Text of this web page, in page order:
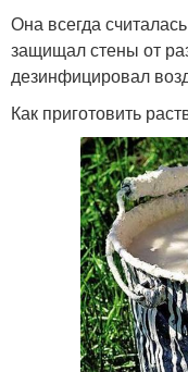
Она всегда
защищал стены от
дезинфицировал
Как приготовить